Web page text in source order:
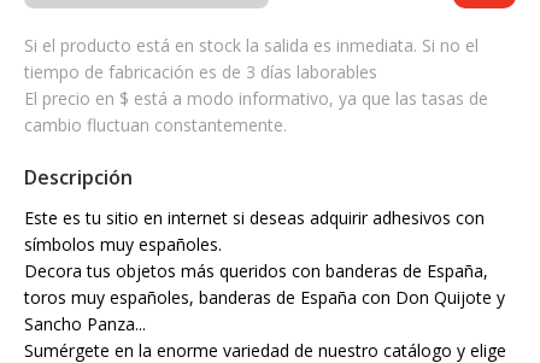
Si el producto está en stock la salida es inmediata. Si no el
tiempo de fabricación es de 3 días laborables
El precio en $ está a modo informativo, ya que las tasas de
cambio fluctuan constantemente.
Descripción
Este es tu sitio en internet si deseas adquirir adhesivos con
símbolos muy españoles.
Decora tus objetos más queridos con banderas de España,
toros muy españoles, banderas de España con Don Quijote y
Sancho Panza...
Sumérgete en la enorme variedad de nuestro catálogo y elige